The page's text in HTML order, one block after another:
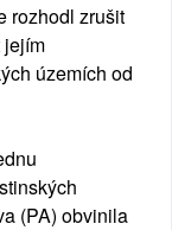
rozhodl zrušit
jejím
územích od
(PA) obvinila